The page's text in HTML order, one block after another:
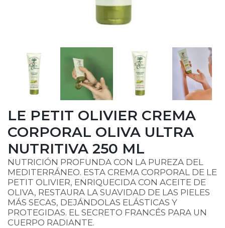
LE PETIT OLIVIER CREMA
CORPORAL OLIVA ULTRA
NUTRITIVA 250 ML
NUTRICIÓN PROFUNDA CON LA PUREZA DEL
MEDITERRÁNEO. ESTA CREMA CORPORAL DE LE
PETIT OLIVIER, ENRIQUECIDA CON ACEITE DE
OLIVA, RESTAURA LA SUAVIDAD DE LAS PIELES
MÁS SECAS, DEJÁNDOLAS ELÁSTICAS Y
PROTEGIDAS. EL SECRETO FRANCÉS PARA UN
CUERPO RADIANTE.